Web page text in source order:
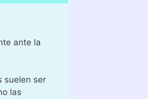
ante la
suelen ser
las